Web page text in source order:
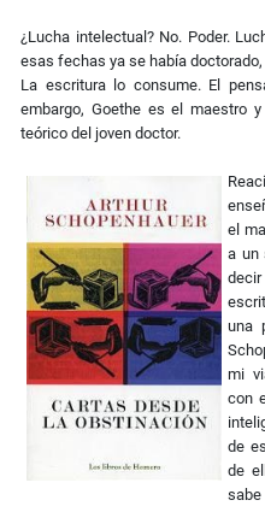
¿Lucha intelectual? No. Poder.
esas fechas ya se había
La escritura lo consume. El
embargo, Goethe es el maestro
teórico del joven doctor.
el
a un
una
mi
con
de
de